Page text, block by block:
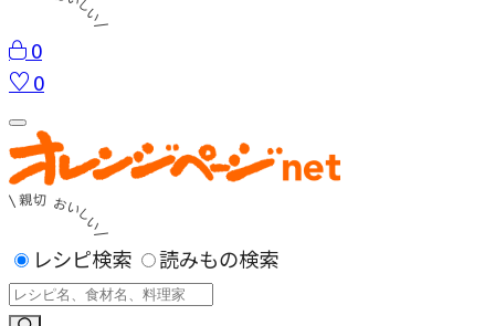
0
0
レシピ検索 読みもの検索